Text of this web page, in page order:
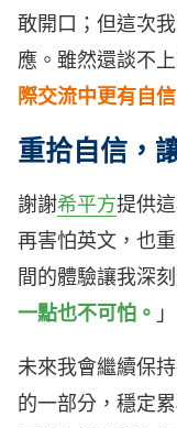
敢開口；但這次
應。雖然還談不
際交流中更有自信
重拾自信，
謝謝希平方提供
再害怕英文，也
間的體驗讓我深
一點也不可怕。 」
未來我會繼續保
的一部分，穩定